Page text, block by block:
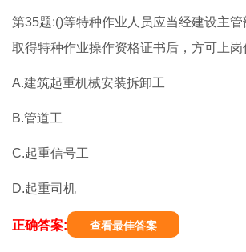
第35题:()等特种作业人员应当经建设主
取得特种作业操作资格证书后，方可上岗
A.建筑起重机械安装拆卸工
B.管道工
C.起重信号工
D.起重司机
正确答案: 查看最佳答案